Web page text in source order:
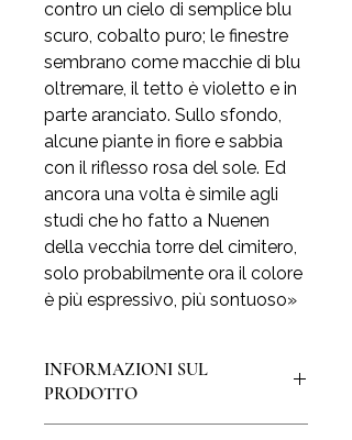
contro un cielo di semplice blu
scuro, cobalto puro; le finestre
sembrano come macchie di blu
oltremare, il tetto è violetto e in
parte aranciato. Sullo sfondo,
alcune piante in fiore e sabbia
con il riflesso rosa del sole. Ed
ancora una volta è simile agli
studi che ho fatto a Nuenen
della vecchia torre del cimitero,
solo probabilmente ora il colore
è più espressivo, più sontuoso»
INFORMAZIONI SUL
PRODOTTO